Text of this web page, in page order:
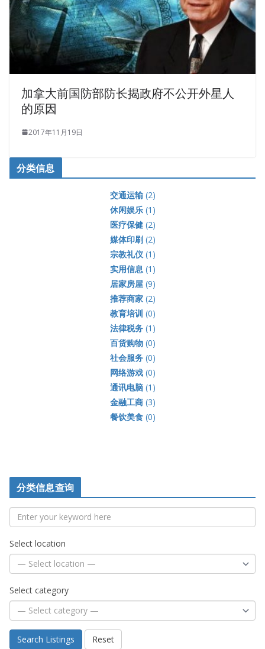
加拿大前国防部防长揭政府不公开外星人
的原因
2017年11月19日
分类信息
交通运输(2)
休闲娱乐(1)
医疗保健(2)
媒体印刷(2)
宗教礼仪(1)
实用信息(1)
居家房屋(9)
推荐商家(2)
教育培训 (0)
法律税务(1)
百货购物(0)
社会服务(0)
网络游戏(0)
通讯电脑(1)
金融工商(3)
餐饮美食(0)
分类信息查询
Select location
Select category
Search Listings Reset